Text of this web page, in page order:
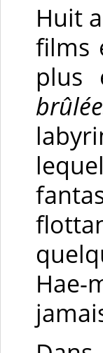
Huit
films
plus